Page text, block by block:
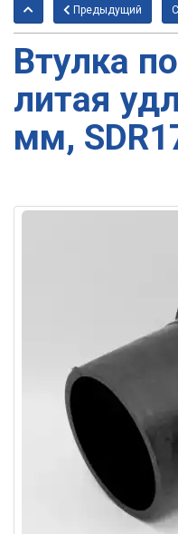
Предыдущий
Втулка
литая
мм,